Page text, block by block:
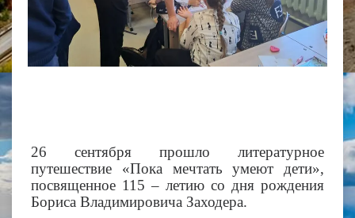
26 сентября прошло литературное
путешествие «Пока мечтать умеют дети»,
посвященное 115 – летию со дня рождения
Бориса Владимировича Заходера.